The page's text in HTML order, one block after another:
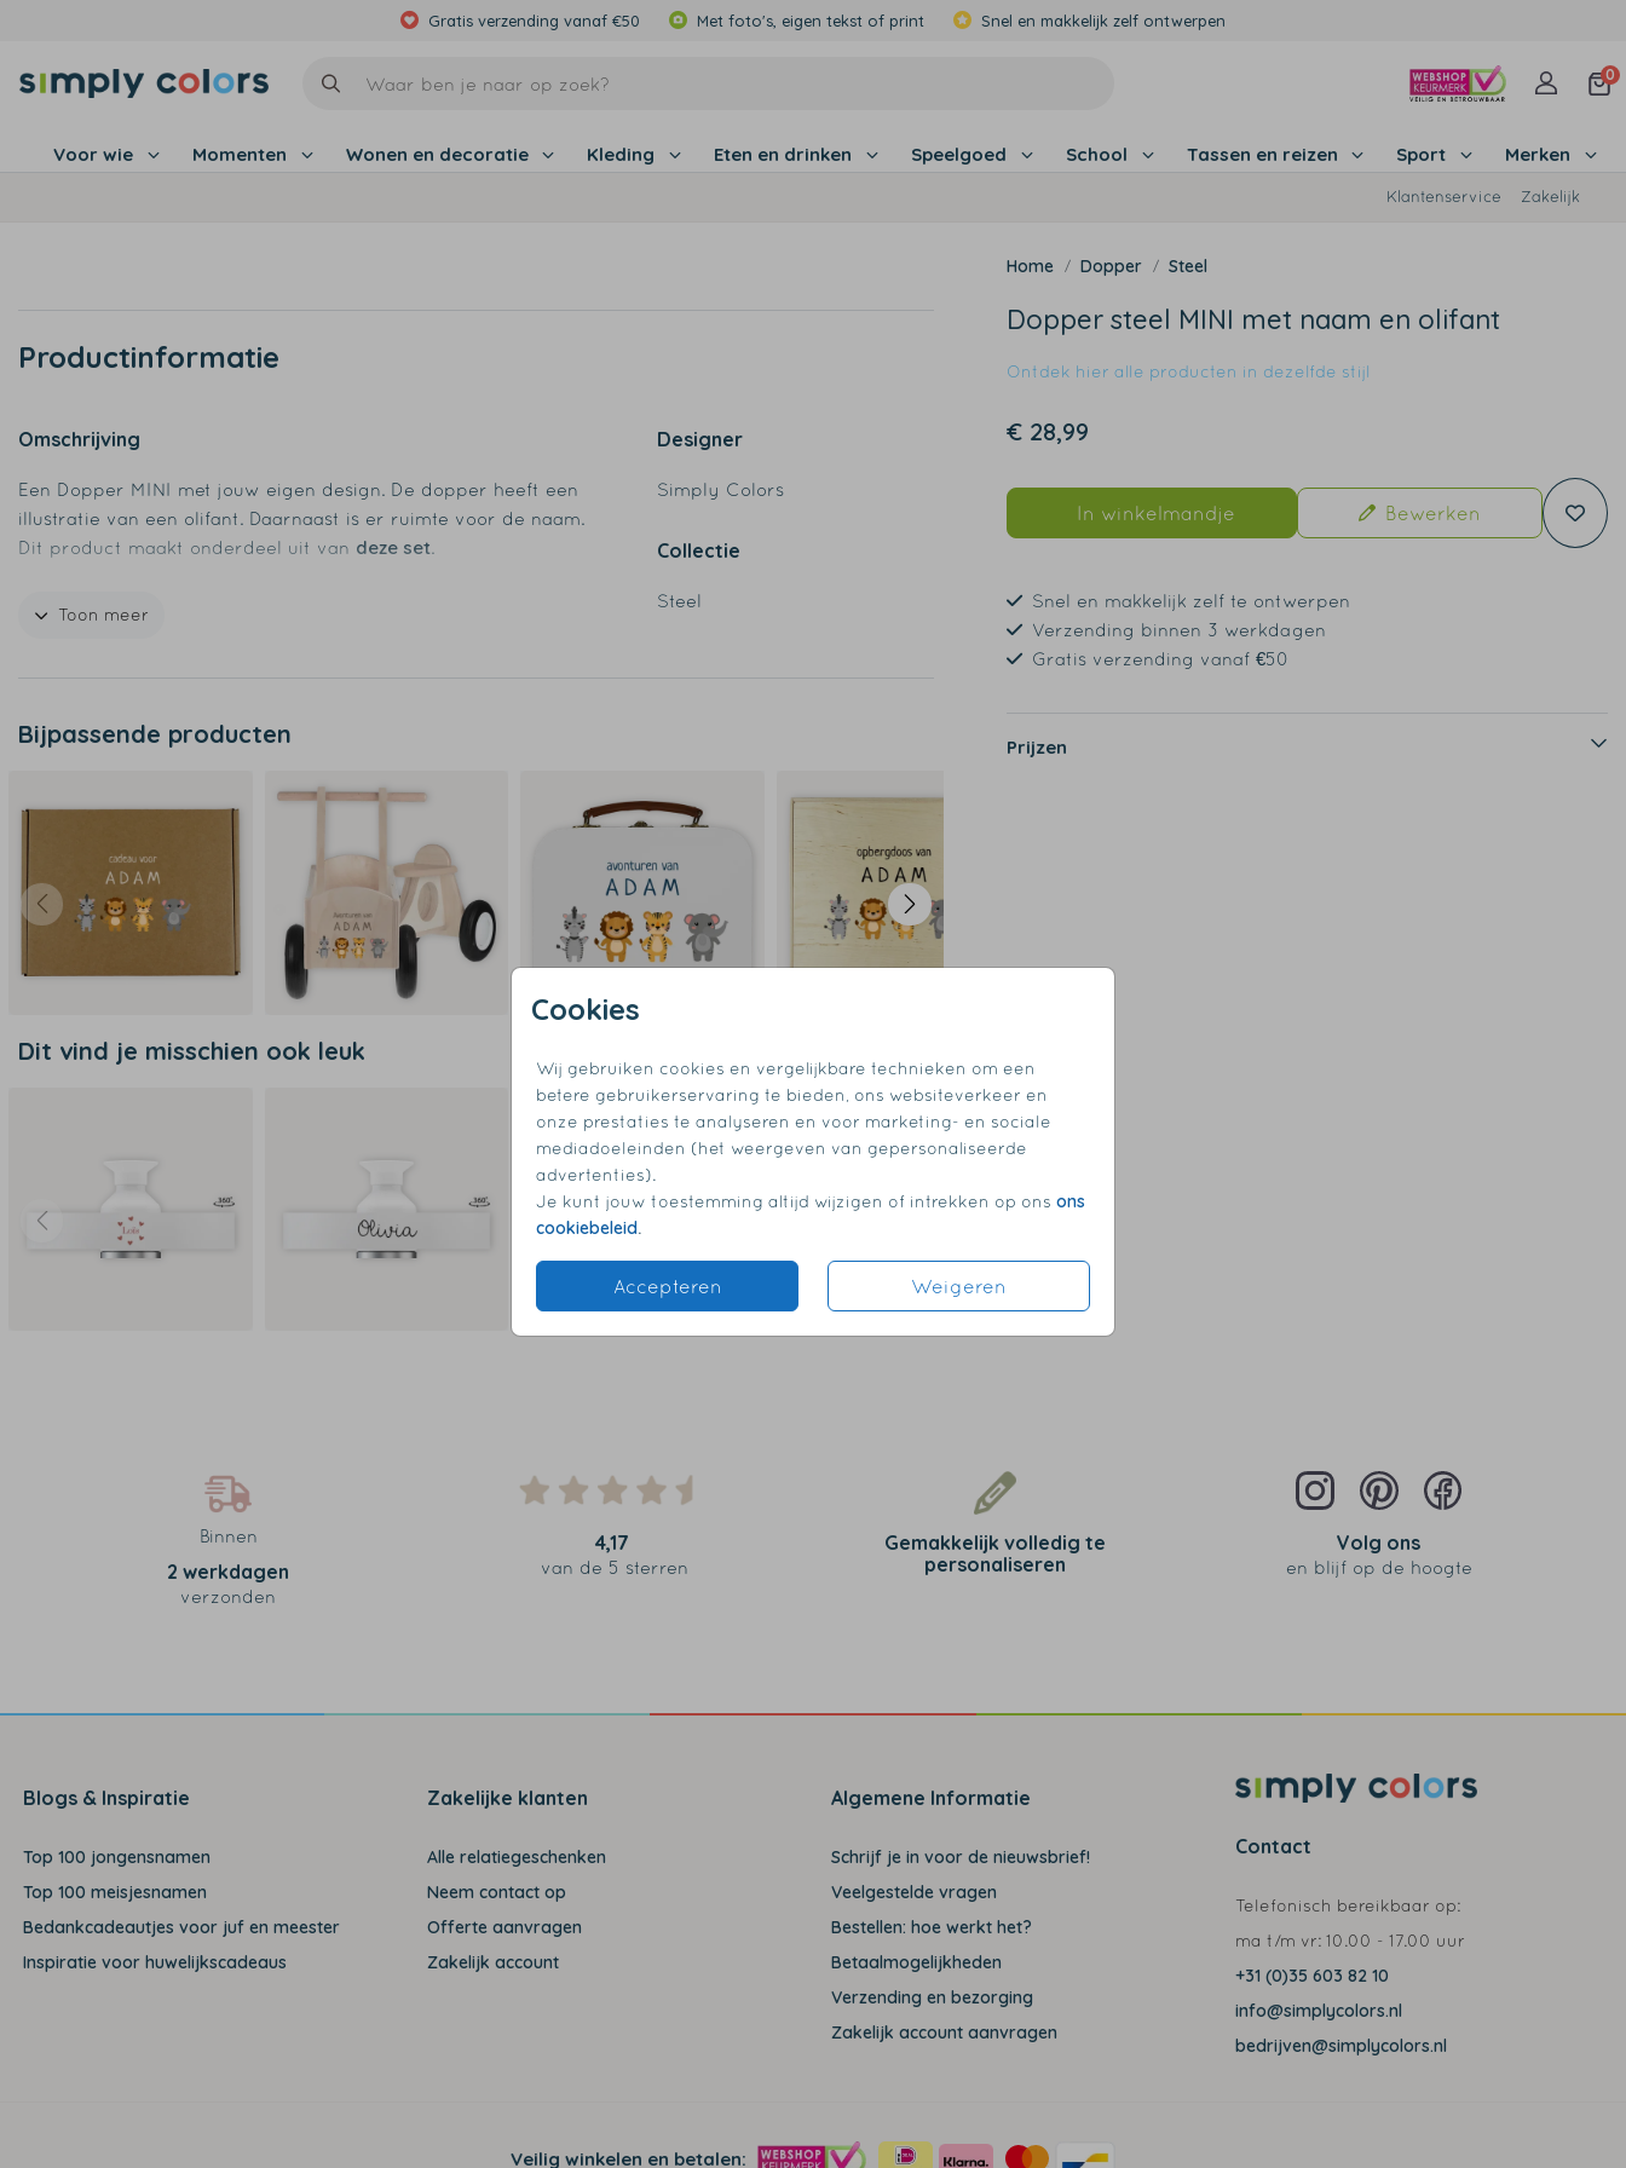
Gratis verzending vanaf €50 Met foto's, eigen tekst of print Snel en makkelijk zelf ontwerpen
0
Voor wie Momenten Wonen en decoratie Kleding Eten en drinken Speelgoed School Tassen en reizen Sport Merken
Klantenservice Zakelijk
Cookies
Wij gebruiken cookies en vergelijkbare technieken om een
betere gebruikerservaring te bieden, ons websiteverkeer en
onze prestaties te analyseren en voor marketing- en sociale
mediadoeleinden (het weergeven van gepersonaliseerde
advertenties).
Je kunt jouw toestemming altijd wijzigen of intrekken op ons ons
cookiebeleid.
Accepteren Weigeren
Productinformatie
Omschrijving
Een Dopper MINI met jouw eigen design. De dopper heeft een
illustratie van een olifant. Daarnaast is er ruimte voor de naam.
Dit product maakt onderdeel uit van deze set.
- Goed om te weten: dit is geen thermosfles
Toon meer
Designer
Simply Colors
Collectie
Steel
Bijpassende producten
Dit vind je misschien ook leuk
Dopper Steel
Dopper steel MINI met naam en olifant
Ontdek hier alle producten in dezelfde stijl
€ 28,99
In winkelmandje Bewerken
Snel en makkelijk zelf te ontwerpen
Verzending binnen 3 werkdagen
Gratis verzending vanaf €50
Prijzen
Binnen
2 werkdagen
verzonden
4,17
van de 5 sterren
Gemakkelijk volledig te
personaliseren
Volg ons
en blijf op de hoogte
Blogs & Inspiratie
Top 100 jongensnamen
Top 100 meisjesnamen
Bedankcadeautjes voor juf en meester
Inspiratie voor huwelijkscadeaus
Zakelijke klanten
Alle relatiegeschenken
Neem contact op
Offerte aanvragen
Zakelijk account
Algemene Informatie
Schrijf je in voor de nieuwsbrief!
Veelgestelde vragen
Bestellen: hoe werkt het?
Betaalmogelijkheden
Verzending en bezorging
Zakelijk account aanvragen
Contact
Telefonisch bereikbaar op:
ma t/m vr: 10.00 - 17.00 uur
+31 (0)35 603 82 10
info@simplycolors.nl
bedrijven@simplycolors.nl
Veilig winkelen en betalen: